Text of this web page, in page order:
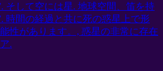
そして空には星. 地球空間、笛を持
時間の経過と共に死の惑星上で形
性があります。, 惑星の非常に存在
.